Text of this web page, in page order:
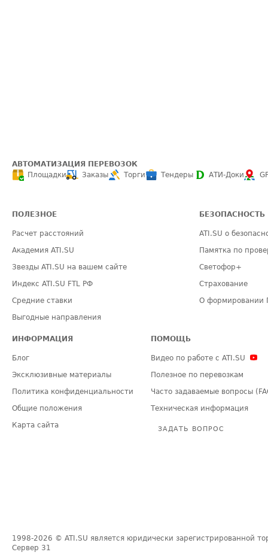
АВТОМАТИЗАЦИЯ ПЕРЕВОЗОК
Площадки
Заказы Торги Тендеры АТИ-Доки
ПОЛЕЗНОЕ
Расчет расстояний
Академия ATI.SU
Звезды ATI.SU на вашем сайте
Индекс ATI.SU FTL РФ
Средние ставки
Выгодные направления
БЕЗОПАСНОСТЬ
ATI.SU о
Памятка по
Светофор+
Страхование
О формировании
ИНФОРМАЦИЯ
Блог
Эксклюзивные материалы
Политика конфиденциальности
Общие положения
Карта сайта
ПОМОЩЬ
Видео по работе с ATI.SU
Полезное по перевозкам
Часто задаваемые вопросы
Техническая информация
ЗАДАТЬ ВОПРОС
1998-2026 © ATI.SU является юридически зарегистрированной
Сервер 31